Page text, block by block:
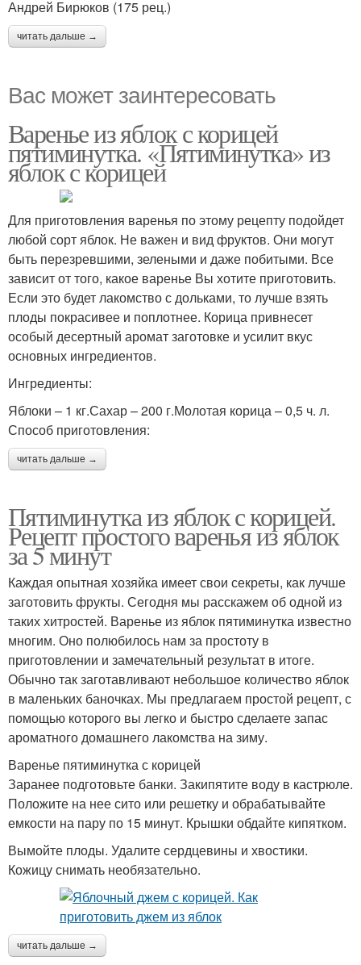
Андрей Бирюков (175 рец.)
читать дальше →
Вас может заинтересовать
Варенье из яблок с корицей
пятиминутка. «Пятиминутка» из
яблок с корицей
Для приготовления варенья по этому рецепту подойдет
любой сорт яблок. Не важен и вид фруктов. Они могут
быть перезревшими, зелеными и даже побитыми. Все
зависит от того, какое варенье Вы хотите приготовить.
Если это будет лакомство с дольками, то лучше взять
плоды покрасивее и поплотнее. Корица привнесет
особый десертный аромат заготовке и усилит вкус
основных ингредиентов.
Ингредиенты:
Яблоки – 1 кг.Сахар – 200 г.Молотая корица – 0,5 ч. л.
Способ приготовления:
читать дальше →
Пятиминутка из яблок с корицей.
Рецепт простого варенья из яблок
за 5 минут
Каждая опытная хозяйка имеет свои секреты, как лучше
заготовить фрукты. Сегодня мы расскажем об одной из
таких хитростей. Варенье из яблок пятиминутка известно
многим. Оно полюбилось нам за простоту в
приготовлении и замечательный результат в итоге.
Обычно так заготавливают небольшое количество яблок
в маленьких баночках. Мы предлагаем простой рецепт, с
помощью которого вы легко и быстро сделаете запас
ароматного домашнего лакомства на зиму.
Варенье пятиминутка с корицей
Заранее подготовьте банки. Закипятите воду в кастрюле.
Положите на нее сито или решетку и обрабатывайте
емкости на пару по 15 минут. Крышки обдайте кипятком.
Вымойте плоды. Удалите сердцевины и хвостики.
Кожицу снимать необязательно.
читать дальше →